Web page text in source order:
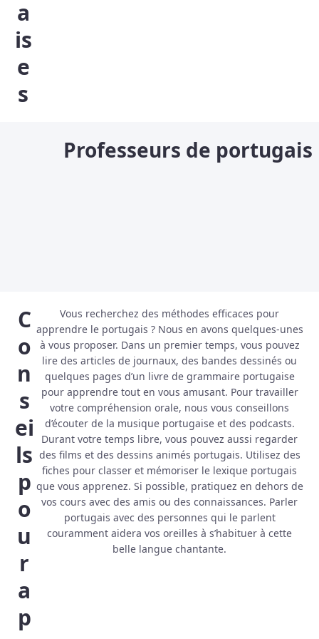
a
is
e
s
Professeurs de portugais
C
o
n
s
ei
ls
p
o
u
r
a
p
Vous recherchez des méthodes efficaces pour
apprendre le portugais ? Nous en avons quelques-unes
à vous proposer. Dans un premier temps, vous pouvez
lire des articles de journaux, des bandes dessinés ou
quelques pages d’un livre de grammaire portugaise
pour apprendre tout en vous amusant. Pour travailler
votre compréhension orale, nous vous conseillons
d’écouter de la musique portugaise et des podcasts.
Durant votre temps libre, vous pouvez aussi regarder
des films et des dessins animés portugais. Utilisez des
fiches pour classer et mémoriser le lexique portugais
que vous apprenez. Si possible, pratiquez en dehors de
vos cours avec des amis ou des connaissances. Parler
portugais avec des personnes qui le parlent
couramment aidera vos oreilles à s’habituer à cette
belle langue chantante.